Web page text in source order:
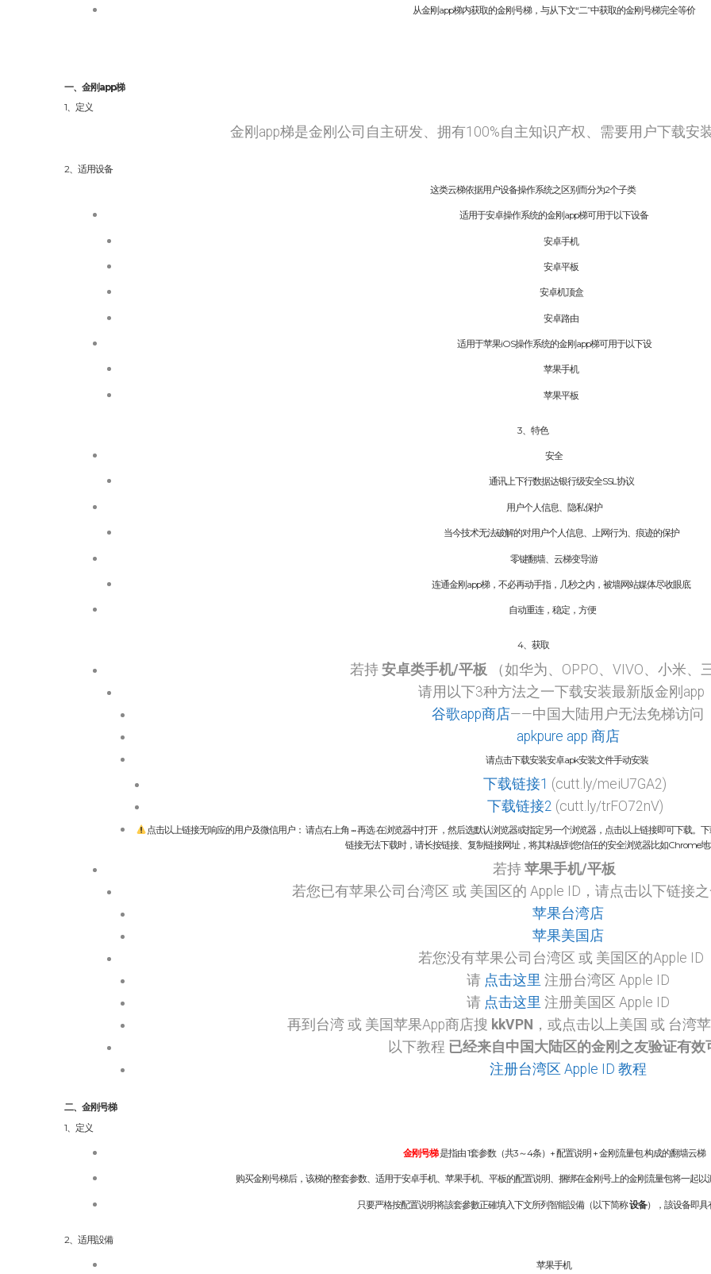
从金刚app梯内获取的金刚号梯，与从下文“二”中获取的金刚号梯完全等价
一、金刚app梯
1、定义
金刚app梯是金刚公司自主研发、拥有100%自主知识产权、需要用户下载安
2、适用设备
这类云梯依据用户设备操作系统之区别而分为2个子类
适用于安卓操作系统的金刚app梯可用于以下设备
安卓手机
安卓平板
安卓机顶盒
安卓路由
适用于苹果iOS操作系统的金刚app梯可用于以下设
苹果手机
苹果平板
3、特色
安全
通讯上下行数据达银行级安全SSL协议
用户个人信息、隐私保护
当今技术无法破解的对用户个人信息、上网行为、痕迹的保护
零键翻墙、云梯变导游
连通金刚app梯，不必再动手指，几秒之内，被墙网站媒体尽收眼底
自动重连，稳定，方便
4、获取
若持 安卓类手机/平板
（如华为、OPPO、VIVO、小米、
请用以下3种方法之一下载安装最新版金刚app
谷歌app商店——中国大陆用户无法免梯访问
apkpure app 商店
请点击下载安装安卓apk安装文件手动安装
下载链接1 (cutt.ly/meiU7GA2)
下载链接2 (cutt.ly/trFO72nV)
点击以上链接无响应的用户及微信用户： 请点右上角 ••• 再选 在浏览器中打开 ，然后选默认浏览器或指定另一个浏览器，点击以上链接即可下载
链接无法下载时，请长按链接、复制链接网址，将其粘贴到您信任的安全浏览器比如Chrome
若持苹果手机/平板
若您已有苹果公司台湾区 或 美国区的 Apple ID，请点击以下链接
苹果台湾店
苹果美国店
若您没有苹果公司台湾区 或 美国区的Apple ID
请 点击这里 注册台湾区 Apple ID
请 点击这里 注册美国区 Apple ID
再到台湾 或 美国苹果App商店搜 kkVPN ，或点击以上美国 或 台湾
以下教程 已经来自中国大陆区的金刚之友验证有效
注册台湾区 Apple ID 教程
二、金刚号梯
1、定义
金刚号梯是指由 1套参数（共3～4条）+ 配置说明 + 金刚流量包 构成的翻墙云梯
购买金刚号梯后，该梯的整套参数、适用于安卓手机、苹果手机、平板的配置说明、捆绑在金刚号上的金刚流量包将一起
只要严格按配置说明将該套參數正確填入下文所列智能設備（以下简称设备），該设备即具
2、适用設備
苹果手机